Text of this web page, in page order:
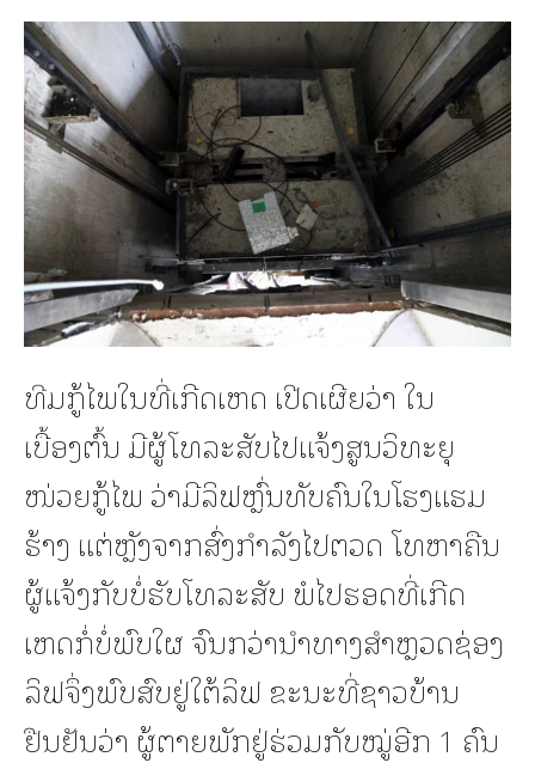
ທີມກູ້ໄພໃນທີ່ເກີດເຫດ ເປີດເຜີຍວ່າ ໃນ
ເບື້ອງຕົ້ນ ມີຜູ້ໂທລະສັບໄປແຈ້ງສູນວິທະຍຸ
ໜ່ວຍກູ້ໄພ ວ່າມີລິຟຫຼົ່ນທັບຄົນໃນໂຮງແຮມ
ຮ້າງ ແຕ່ຫຼັງຈາກສົ່ງກຳລັງໄປຕວດ ໂທຫາຄືນ
ຜູ້ແຈ້ງກັບບໍ່ຮັບໂທລະສັບ ພໍໄປຮອດທີ່ເກີດ
ເຫດກໍ່ບໍ່ພົບໃຜ ຈົນກວ່ານຳທາງສຳຫຼວດຊ່ອງ
ລິຟຈຶ່ງພົບສົບຢູ່ໃຕ້ລິຟ ຂະນະທີ່ຊາວບ້ານ
ຢືນຢັນວ່າ ຜູ້ຕາຍພັກຢູ່ຮ່ວມກັບໝູ່ອີກ 1 ຄົນ